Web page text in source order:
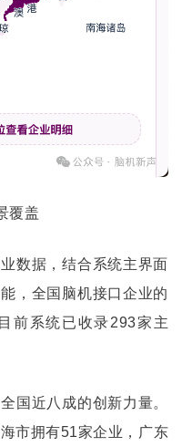
覆盖
数据，结合系统主界面
，全国脑机接口企业的
前系统已收录293家主
国近八成的创新力量。
市拥有51家企业，广东